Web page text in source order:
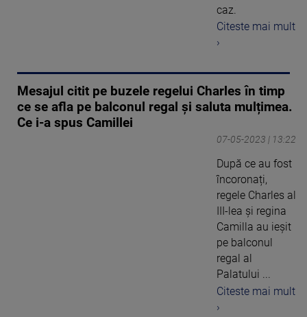
caz.
Citeste mai mult
›
Mesajul citit pe buzele regelui Charles în timp
ce se afla pe balconul regal și saluta mulțimea.
Ce i-a spus Camillei
07-05-2023 | 13:22
După ce au fost
încoronați,
regele Charles al
III-lea și regina
Camilla au ieșit
pe balconul
regal al
Palatului ...
Citeste mai mult
›